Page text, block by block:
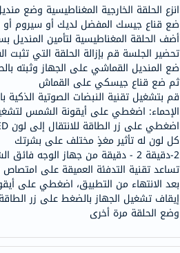
انزع الحلقة الخارجية المغناطيسية وضع
ضع قناع جيسك المفضل لديك أو سيروم
أضف الحلقة المغناطيسية لتأمين المنديل
تحضير الجلسة قم بإزالة الحلقة التي تثبت
ضع المنديل القماشي على الجهاز وثبته
ثم ضع قناع جيسكي على القماش
قم بتشغيل تقنية النبضات الصوتية الذكية
الإحماء: اضغطي على أيقونة الشمس
اضغطي على زر الطاقة للانتقال إلى لون LED المطلوب
كل لون له تأثير مغذٍ مختلف على بشرتك
2-دقيقة 2 - دقيقة من جهاز الوجه فائق الشحن: افركي الجهاز على وجهك في دوائر صغيرة. استمري في ذلك لمدة 90 ثانية، مع التأكد من تغطية جميع مناطق الوجه
تساعد تقنية التدفئة العميقة على
بعد الانتهاء من التطبيق، اضغطي على
إيقاف تشغيل الجهاز بالضغط على زر
وضع الحلقة مرة أخرى